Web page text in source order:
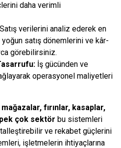
daha verimli
Satış verilerini analiz ederek en
satış dönemlerini ve kâr-
görebilirsiniz.
İş gücünden ve
operasyonel maliyetleri
fırınlar, kasaplar,
çok sektör bu sistemleri
ve rekabet güçlerini
işletmelerin ihtiyaçlarına